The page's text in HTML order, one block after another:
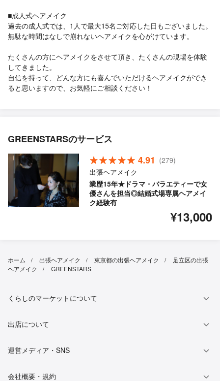
■成人式ヘアメイク
過去の成人式では、1人で最大15名ご対応した日もございました。
無駄な時間はなしで崩れないヘアメイクを心がけています。
たくさんの方にヘアメイクをさせて頂き、たくさんの現場を体験
してきました。
自信を持って、どんな方にも喜んでいただけるヘアメイクができ
ると思いますので、お気軽にご相談ください！
GREENSTARSのサービス
4.91 (279)
出張ヘアメイク
業歴15年★ドラマ・バラエティーで女
優さんを担当◎結婚式場専属ヘアメイ
ク経験有
¥13,000
ホーム 出張ヘアメイク 東京都の出張ヘアメイク
足立区の出張
ヘアメイク
GREENSTARS
くらしのマーケットについて
出店について
運営メディア・SNS
会社概要・規約